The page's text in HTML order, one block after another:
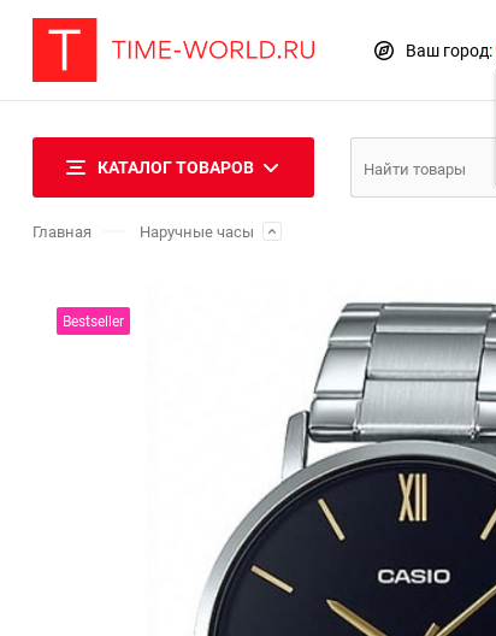
Ваш город:
КАТАЛОГ ТОВАРОВ
Главная Наручные часы
Bestseller